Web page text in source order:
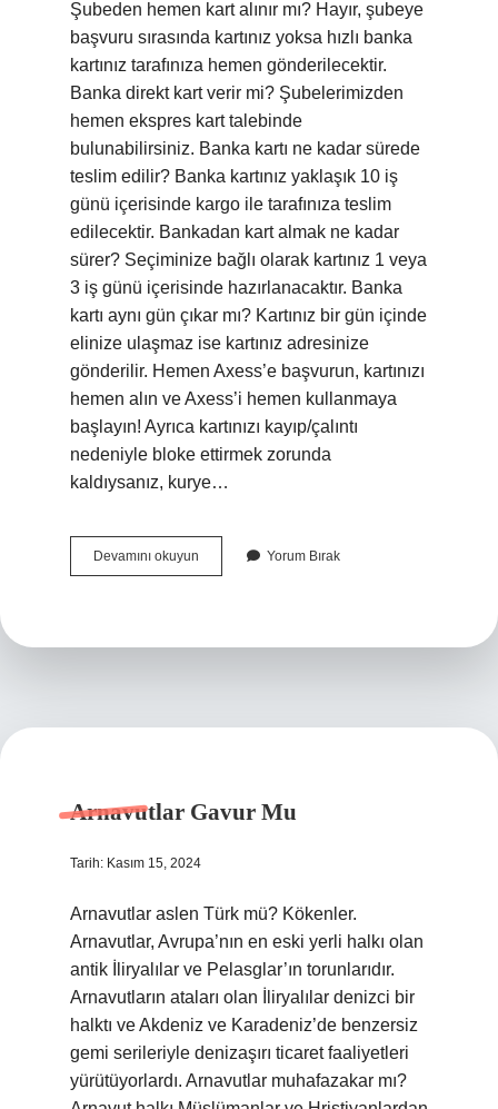
Şubeden hemen kart alınır mı? Hayır, şubeye
başvuru sırasında kartınız yoksa hızlı banka
kartınız tarafınıza hemen gönderilecektir.
Banka direkt kart verir mi? Şubelerimizden
hemen ekspres kart talebinde
bulunabilirsiniz. Banka kartı ne kadar sürede
teslim edilir? Banka kartınız yaklaşık 10 iş
günü içerisinde kargo ile tarafınıza teslim
edilecektir. Bankadan kart almak ne kadar
sürer? Seçiminize bağlı olarak kartınız 1 veya
3 iş günü içerisinde hazırlanacaktır. Banka
kartı aynı gün çıkar mı? Kartınız bir gün içinde
elinize ulaşmaz ise kartınız adresinize
gönderilir. Hemen Axess’e başvurun, kartınızı
hemen alın ve Axess’i hemen kullanmaya
başlayın! Ayrıca kartınızı kayıp/çalıntı
nedeniyle bloke ettirmek zorunda
kaldıysanız, kurye…
Devamını okuyun Şubeden
Banka
Yorum Bırak
Arnavutlar Gavur Mu
Tarih: Kasım 15, 2024
Arnavutlar aslen Türk mü? Kökenler.
Arnavutlar, Avrupa’nın en eski yerli halkı olan
antik İliryalılar ve Pelasglar’ın torunlarıdır.
Arnavutların ataları olan İliryalılar denizci bir
halktı ve Akdeniz ve Karadeniz’de benzersiz
gemi serileriyle denizaşırı ticaret faaliyetleri
yürütüyorlardı. Arnavutlar muhafazakar mı?